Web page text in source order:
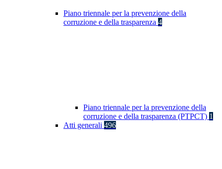
Piano triennale per la prevenzione della
corruzione e della trasparenza 4
Piano triennale per la prevenzione della
corruzione e della trasparenza (PTPCT) 1
Atti generali 496